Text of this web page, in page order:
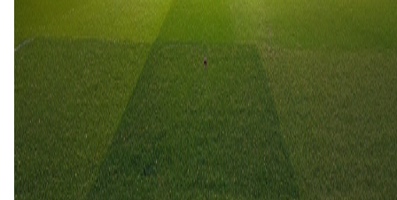
Excelsior
FC Groningen
16 jan
2024
Excelsior